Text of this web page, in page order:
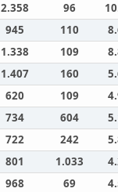
2.358 96
945 110
1.338 109
1.407 160
620 109
734 604
722 242
801 1.033
968 69